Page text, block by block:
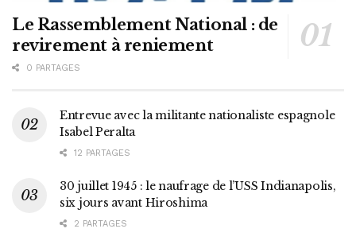
Le Rassemblement National : de
revirement à reniement
0 PARTAGES
Entrevue avec la militante nationaliste espagnole
Isabel Peralta
12 PARTAGES
30 juillet 1945 : le naufrage de l’USS Indianapolis,
six jours avant Hiroshima
2 PARTAGES